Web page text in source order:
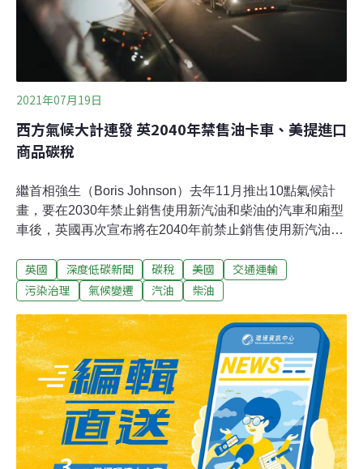
值得注意的是，中國的全國排放交易系統在今年上線，涵
蓋了約40億噸
2021年07月19日
西方氣候大計連發 英2040年禁售油卡車、美提進口
商品碳稅
繼首相強生（Boris Johnson）去年11月推出10點氣候計
畫，要在2030年禁止銷售使用新汽油和柴油的汽車和廂型
車後，英國再次宣布將在2040年前禁止銷售使用新汽油和
分。另一方面，歐盟和美國幾乎同時於14日在碳邊境稅上
有所進展。英國交通減排 增2040年禁貨運油車、國內航班
大流行前，約佔該國二氧化碳排放量的1/3。英國削減交通
排放計畫還包括2050年實現淨零航空排放，目標在2040年
初將國內航班的排放量削減到淨零。但由於減少飛航對氣
候影響的技術仍處於起步階段，該計畫過去被批評為不切
實際。政府還表示將在2027年前將其4萬輛汽車和貨車組
成的政府車隊換成零排放汽車，比原先的計畫提前三年。
英國 深度低碳新聞 碳稅 美國
交通運輸
污染治理
氣候變遷 汽油 柴油